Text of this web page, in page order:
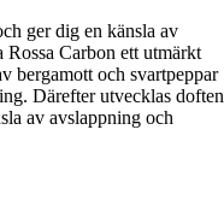
ger dig en känsla av
Rossa Carbon ett utmärkt
bergamott och svartpeppar
Därefter utvecklas doften
av avslappning och